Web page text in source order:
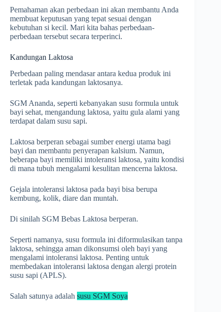
Pemahaman akan perbedaan ini akan membantu Anda
membuat keputusan yang tepat sesuai dengan
kebutuhan si kecil. Mari kita bahas perbedaan-
perbedaan tersebut secara terperinci.
Kandungan Laktosa
Perbedaan paling mendasar antara kedua produk ini
terletak pada kandungan laktosanya.
SGM Ananda, seperti kebanyakan susu formula untuk
bayi sehat, mengandung laktosa, yaitu gula alami yang
terdapat dalam susu sapi.
Laktosa berperan sebagai sumber energi utama bagi
bayi dan membantu penyerapan kalsium. Namun,
beberapa bayi memiliki intoleransi laktosa, yaitu kondisi
di mana tubuh mengalami kesulitan mencerna laktosa.
Gejala intoleransi laktosa pada bayi bisa berupa
kembung, kolik, diare dan muntah.
Di sinilah SGM Bebas Laktosa berperan.
Seperti namanya, susu formula ini diformulasikan tanpa
laktosa, sehingga aman dikonsumsi oleh bayi yang
mengalami intoleransi laktosa. Penting untuk
membedakan intoleransi laktosa dengan alergi protein
susu sapi (APLS).
Salah satunya adalah susu SGM Soya